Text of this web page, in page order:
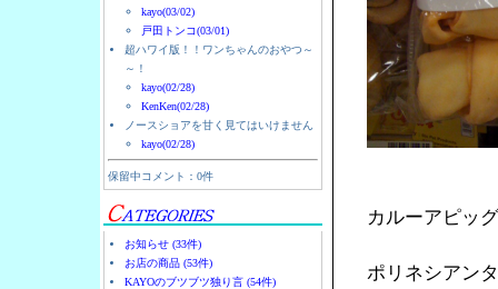
kayo(03/02)
戸田トンコ(03/01)
超ハワイ版！！ワンちゃんのおやつ～
～！
kayo(02/28)
KenKen(02/28)
ノースショアを甘く見てはいけません
kayo(02/28)
保留中コメント：0件
お知らせ (33件)
お店の商品 (53件)
KAYOのブツブツ独り言 (54件)
カルーアピッ
ポリネシアン